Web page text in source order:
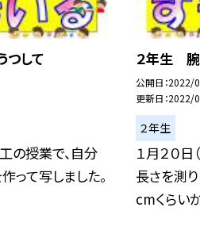
つして
工の授業で、自分
って写しました。
２年生 腕
公開日 2022/
更新日 2022/
２年生
１月２０日
長さを測
cmくらい